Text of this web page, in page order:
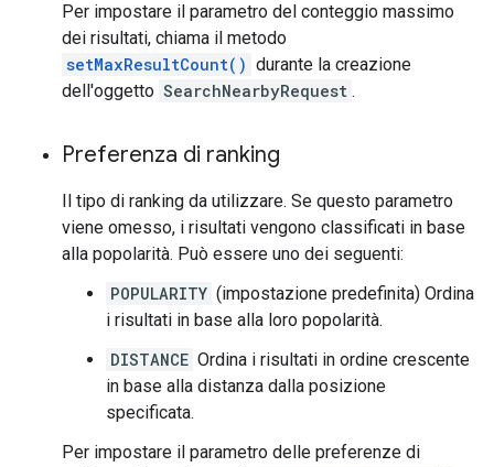
Per impostare il parametro del conteggio massimo
dei risultati, chiama il metodo
setMaxResultCount() durante la creazione
dell'oggetto SearchNearbyRequest .
Preferenza di ranking
Il tipo di ranking da utilizzare. Se questo parametro
viene omesso, i risultati vengono classificati in base
alla popolarità. Può essere uno dei seguenti:
POPULARITY (impostazione predefinita) Ordina
i risultati in base alla loro popolarità.
DISTANCE Ordina i risultati in ordine crescente
in base alla distanza dalla posizione
specificata.
Per impostare il parametro delle preferenze di